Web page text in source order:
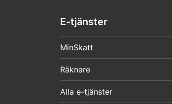
E-tjänster
MinSkatt
Räknare
Alla e-tjänster